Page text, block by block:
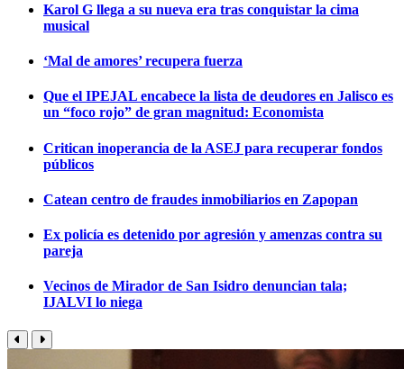
Karol G llega a su nueva era tras conquistar la cima
musical
‘Mal de amores’ recupera fuerza
Que el IPEJAL encabece la lista de deudores en Jalisco es
un “foco rojo” de gran magnitud: Economista
Critican inoperancia de la ASEJ para recuperar fondos
públicos
Catean centro de fraudes inmobiliarios en Zapopan
Ex policía es detenido por agresión y amenzas contra su
pareja
Vecinos de Mirador de San Isidro denuncian tala;
IJALVI lo niega